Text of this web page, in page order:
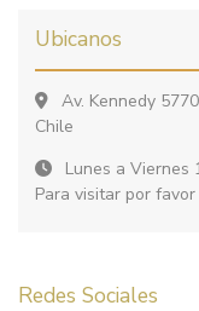
Ubicanos
Av. Kennedy
Chile
Lunes a Viernes
Para visitar por
Redes Sociales